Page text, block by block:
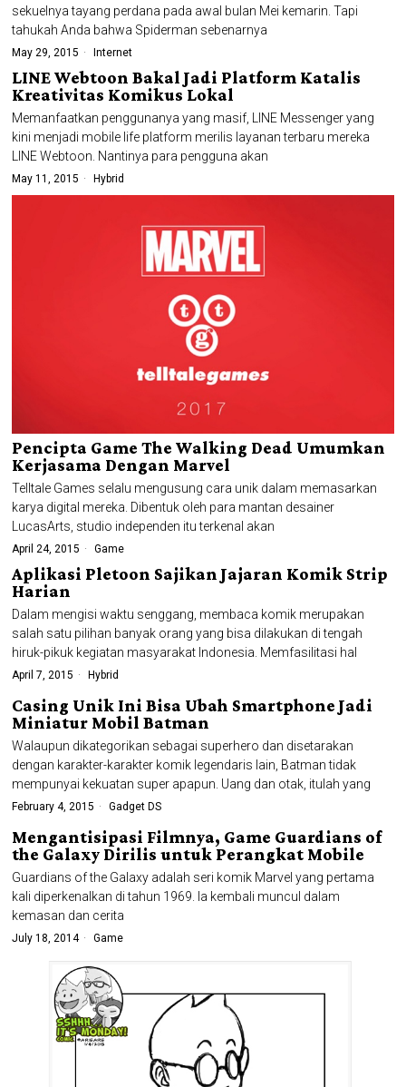
sekuelnya tayang perdana pada awal bulan Mei kemarin. Tapi
tahukah Anda bahwa Spiderman sebenarnya
May 29, 2015 Internet
LINE Webtoon Bakal Jadi Platform Katalis
Kreativitas Komikus Lokal
Memanfaatkan penggunanya yang masif, LINE Messenger yang
kini menjadi mobile life platform merilis layanan terbaru mereka
LINE Webtoon. Nantinya para pengguna akan
May 11, 2015 Hybrid
Pencipta Game The Walking Dead Umumkan
Kerjasama Dengan Marvel
Telltale Games selalu mengusung cara unik dalam memasarkan
karya digital mereka. Dibentuk oleh para mantan desainer
LucasArts, studio independen itu terkenal akan
April 24, 2015 Game
Aplikasi Pletoon Sajikan Jajaran Komik Strip
Harian
Dalam mengisi waktu senggang, membaca komik merupakan
salah satu pilihan banyak orang yang bisa dilakukan di tengah
hiruk-pikuk kegiatan masyarakat Indonesia. Memfasilitasi hal
April 7, 2015 Hybrid
Casing Unik Ini Bisa Ubah Smartphone Jadi
Miniatur Mobil Batman
Walaupun dikategorikan sebagai superhero dan disetarakan
dengan karakter-karakter komik legendaris lain, Batman tidak
mempunyai kekuatan super apapun. Uang dan otak, itulah yang
February 4, 2015 Gadget DS
Mengantisipasi Filmnya, Game Guardians of
the Galaxy Dirilis untuk Perangkat Mobile
Guardians of the Galaxy adalah seri komik Marvel yang pertama
kali diperkenalkan di tahun 1969. Ia kembali muncul dalam
kemasan dan cerita
July 18, 2014 Game